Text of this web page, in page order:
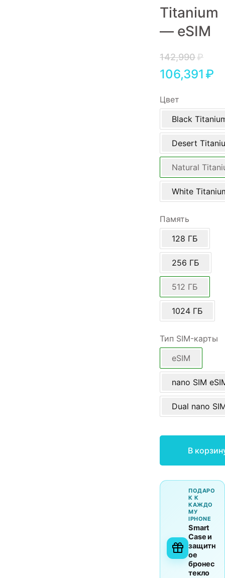
Titanium
— eSIM
142,990₽
106,391 ₽
Цвет
Black
Desert
Natural
White
Память
128 ГБ
256 ГБ
512 ГБ
1024 ГБ
Тип SIM-карты
eSIM
nano SIM
Dual nano
В
ПОДАРО
К К
КАЖДО
МУ
IPHONE
Smart
Case и
защитн
ое
бронес
текло